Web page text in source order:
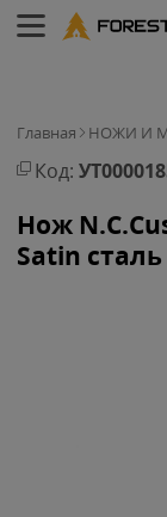
Главная НОЖИ И
Код:
Нож
Satin сталь